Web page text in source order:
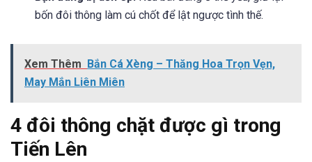
bốn đôi thông làm cú chốt để lật ngược tình thế.
Xem Thêm Bắn Cá Xèng – Thăng Hoa Trọn Vẹn,
May Mắn Liên Miên
4 đôi thông chặt được gì trong
Tiến Lên